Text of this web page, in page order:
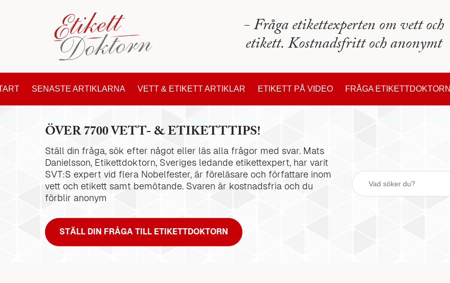
- Fråga etikettexperten om vett och
etikett. Kostnadsfritt och anonymt
SENASTE ARTIKLARNA VETT & ETIKETT ARTIKLAR ETIKETT PÅ VIDEO FRÅGA ETIKETTDOKTORN
ÖVER 7700 VETT- & ETIKETTTIPS!
Ställ din fråga, sök efter något eller läs alla frågor med svar. Mats
Danielsson, Etikettdoktorn, Sveriges ledande etikettexpert, har varit
SVT:S expert vid flera Nobelfester, är föreläsare och författare inom
vett och etikett samt bemötande. Svaren är kostnadsfria och du
förblir anonym
STÄLL DIN FRÅGA TILL ETIKETTDOKTORN